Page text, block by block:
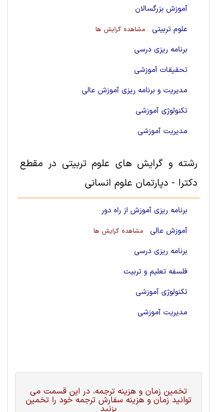
آموزش بزرگسالان
علوم تربیتی
مشاهده گرایش ها
برنامه ریزی درسی
تحقیقات آموزشی
مدیریت و برنامه ریزی آموزش عالی
تکنولوژی آموزشی
مدیریت آموزشی
رشته و گرایش های علوم تربيتی در مقطع
دکترا - دپارتمان علوم انسانی
برنامه ریزی آموزش از راه دور
آموزش عالی
مشاهده گرایش ها
برنامه ریزی درسی
فلسفه تعلیم و تربیت
تکنولوژی آموزشی
مدیریت آموزشی
تخمین زمان و هزینه ترجمه، در این قسمت می
توانید زمان و هزینه سفارش ترجمه خود را تخمین
بزنید